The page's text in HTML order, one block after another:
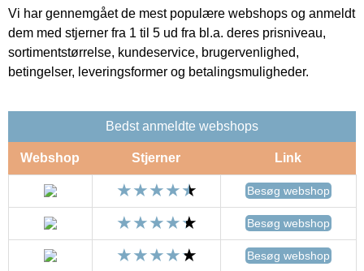
Vi har gennemgået de mest populære webshops og anmeldt
dem med stjerner fra 1 til 5 ud fra bl.a. deres prisniveau,
sortimentstørrelse, kundeservice, brugervenlighed,
betingelser, leveringsformer og betalingsmuligheder.
Bedst anmeldte webshops
Webshop Stjerner Link
Besøg webshop
Besøg webshop
Besøg webshop